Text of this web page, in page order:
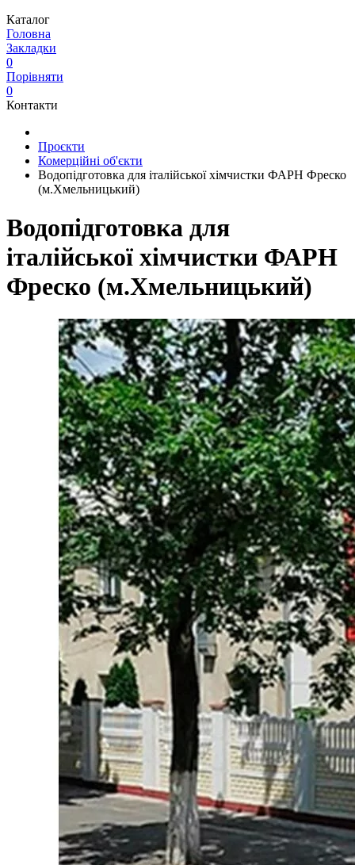
Каталог
Головна
Закладки
0
Порівняти
0
Контакти
Проєкти
Комерційні об'єкти
Водопідготовка для італійської хімчистки ФАРН Фреско
(м.Хмельницький)
Водопідготовка для
італійської хімчистки ФАРН
Фреско (м.Хмельницький)